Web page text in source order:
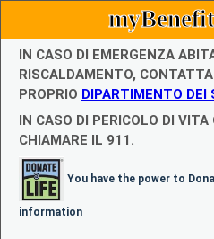
IN CASO DI EMERGENZA
RISCALDAMENTO,
PROPRIO DIPARTIMENTO DEI
IN CASO DI PERICOLO DI
CHIAMARE IL 911.
You have the power to
information